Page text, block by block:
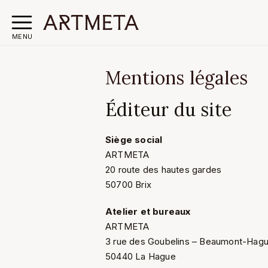
MENU
Mentions légales
Éditeur du site
Siège social
ARTMETA
20 route des hautes gardes
50700 Brix
Atelier et bureaux
ARTMETA
3 rue des Goubelins – Beaumont-
50440 La Hague